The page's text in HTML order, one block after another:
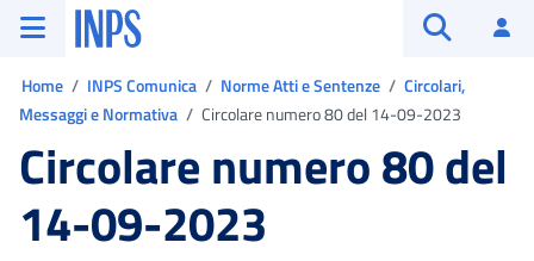
Vai al menu principale
Vai al contenuto principale
Vai al pie' di pagina
INPS ()
Home INPS Comunica Norme Atti e Sentenze
Circolari,
Messaggi e Normativa
Circolare numero 80 del 14-09-2023
Circolare numero 80 del
14-09-2023